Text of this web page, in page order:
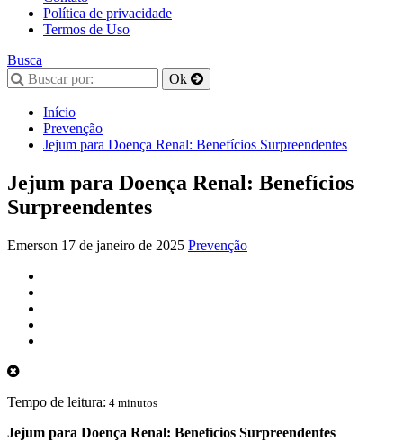
Política de privacidade
Termos de Uso
Busca
Início
Prevenção
Jejum para Doença Renal: Benefícios Surpreendentes
Jejum para Doença Renal: Benefícios
Surpreendentes
Emerson 17 de janeiro de 2025 Prevenção
Tempo de leitura: 4 minutos
Jejum para Doença Renal: Benefícios Surpreendentes